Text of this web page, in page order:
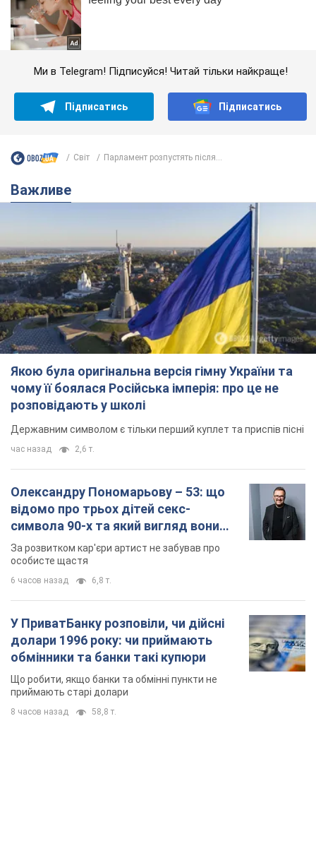
Ми в Telegram! Підписуйся! Читай тільки найкраще!
Підписатись Підписатись
Світ Парламент розпустять після...
Важливе
Якою була оригінальна версія гімну України та
чому її боялася Російська імперія: про це не
розповідають у школі
Державним символом є тільки перший куплет та приспів пісні
час назад 2,6 т.
Олександру Пономарьову – 53: що
відомо про трьох дітей секс-
символа 90-х та який вигляд вони
мають
За розвитком кар'єри артист не забував про
особисте щастя
6 часов назад 6,8 т.
У ПриватБанку розповіли, чи дійсні
долари 1996 року: чи приймають
обмінники та банки такі купюри
Що робити, якщо банки та обмінні пункти не
приймають старі долари
8 часов назад 58,8 т.